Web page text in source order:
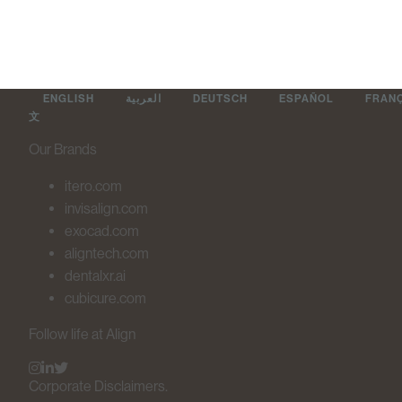
ENGLISH العربية DEUTSCH ESPAÑOL
文
Our Brands
itero.com
invisalign.com
exocad.com
aligntech.com
dentalxr.ai
cubicure.com
Follow life at Align
Corporate Disclaimers.